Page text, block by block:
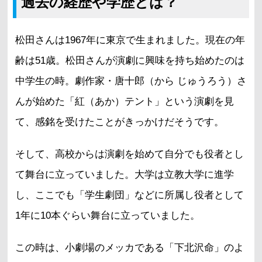
松田さんは1967年に東京で生まれました。現在の年
齢は51歳。松田さんが演劇に興味を持ち始めたのは
中学生の時。劇作家・唐十郎（から じゅうろう）さ
んが始めた「紅（あか）テント」という演劇を見
て、感銘を受けたことがきっかけだそうです。
そして、高校からは演劇を始めて自分でも役者とし
て舞台に立っていました。大学は立教大学に進学
し、ここでも「学生劇団」などに所属し役者として
1年に10本ぐらい舞台に立っていました。
この時は、小劇場のメッカである「下北沢命」のよ